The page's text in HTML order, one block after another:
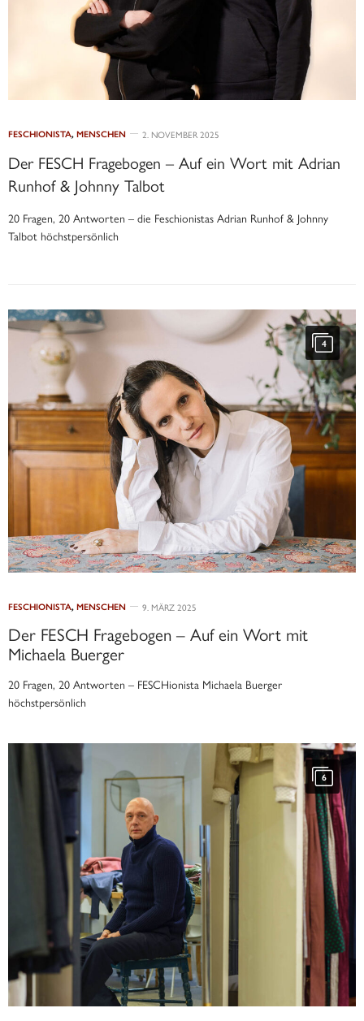
FESCHIONISTA, MENSCHEN 2. NOVEMBER 2025
Der FESCH Fragebogen – Auf ein Wort mit Adrian
Runhof & Johnny Talbot
20 Fragen, 20 Antworten – die Feschionistas Adrian Runhof & Johnny
Talbot höchstpersönlich
4
FESCHIONISTA, MENSCHEN 9. MÄRZ 2025
Der FESCH Fragebogen – Auf ein Wort mit
Michaela Buerger
20 Fragen, 20 Antworten – FESCHionista Michaela Buerger
höchstpersönlich
6